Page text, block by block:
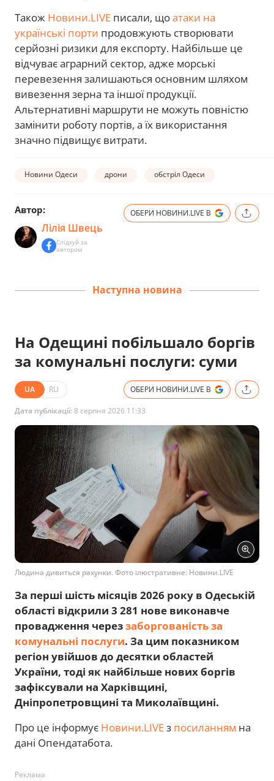
Також Новини.LIVE писали, щоатаки на
українські порти продовжують створювати
серйозні ризики для експорту. Найбільше це
відчуває аграрний сектор, адже морські
перевезення залишаються основним шляхом
вивезення зерна та іншої продукції.
Альтернативні маршрути не можуть повністю
замінити роботу портів, а їх використання
значно підвищує витрати.
Новини Одеси дрони обстріл Одеси
Автор:
Лілія Швець
Слідкуй за
автором
ОБЕРИ НОВИНИ.LIVE В
Наступна новина
На Одещині побільшало боргів
за комунальні послуги: суми
UA RU ОБЕРИ НОВИНИ.LIVE В
Дата публікації:8 серпня 2026 11:33
Людина дивиться рахунки. Фото ілюстративне: Новини.LIVE
За перші шість місяців 2026 року в Одеській
області відкрили 3 281 нове виконавче
провадження череззаборгованість за
комунальні послуги. За цим показником
регіон увійшов до десятки областей
України, тоді як найбільше нових боргів
зафіксували на Харківщині,
Дніпропетровщині та Миколаївщині.
Про це інформує Новини.LIVEз посиланням на
дані Опендатабота.
Реклама